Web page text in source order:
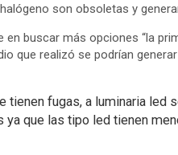
son obsoletas y
buscar más opciones “la
que realizó se podrían
fugas, a luminaria led
que las tipo led tienen